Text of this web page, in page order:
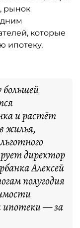
рынок
которые
ипотеку,
и растёт
жилья,
директор
Алексей
полугодия
ипотеки — за